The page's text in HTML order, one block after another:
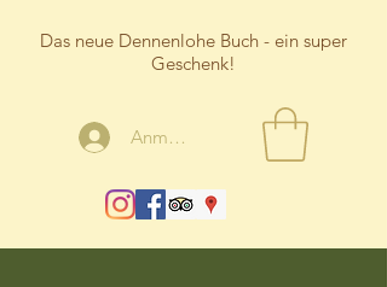
Das neue Dennenlohe Buch - ein super
Geschenk!
Anmelden